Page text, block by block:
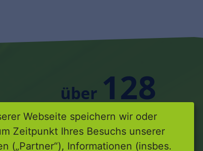
über 128
Veranstaltungen im Rahmen
von Beteiligungen
in 2025
Webseite speichern wir oder
Zeitpunkt Ihres Besuchs unserer
(„Partner“), Informationen (insbes.